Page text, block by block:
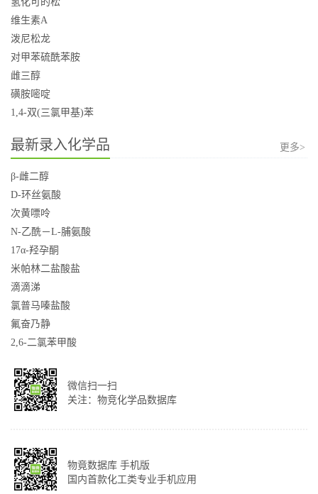
维生素A
泼尼松龙
对甲苯硫酰苯胺
雌三醇
磺胺嘧啶
1,4-双(三氯甲基)苯
最新录入化学品 更多>
β-雌二醇
D-环丝氨酸
次黄嘌呤
N-乙酰－L-脯氨酸
17α-羟孕酮
米帕林二盐酸盐
滴滴涕
氯普马嗪盐酸
氟奋乃静
2,6-二氯苯甲酸
微信扫一扫
关注：物竞化学品数据库
物竟数据库 手机版
国内首款化工类专业手机应用